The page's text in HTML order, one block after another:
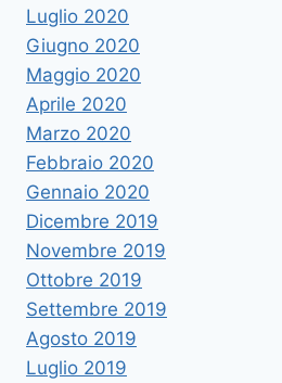
Luglio 2020
Giugno 2020
Maggio 2020
Aprile 2020
Marzo 2020
Febbraio 2020
Gennaio 2020
Dicembre 2019
Novembre 2019
Ottobre 2019
Settembre 2019
Agosto 2019
Luglio 2019